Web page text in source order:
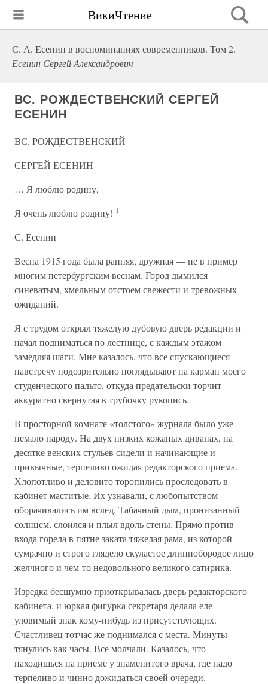
ВикиЧтение
С. А. Есенин в воспоминаниях современников. Том 2.
Есенин Сергей Александрович
ВС. РОЖДЕСТВЕНСКИЙ СЕРГЕЙ
ЕСЕНИН
ВС. РОЖДЕСТВЕНСКИЙ
СЕРГЕЙ ЕСЕНИН
… Я люблю родину,
Я очень люблю родину! 1
С. Есенин
Весна 1915 года была ранняя, дружная — не в пример
многим петербургским веснам. Город дымился
синеватым, хмельным отстоем свежести и тревожных
ожиданий.
Я с трудом открыл тяжелую дубовую дверь редакции и
начал подниматься по лестнице, с каждым этажом
замедляя шаги. Мне казалось, что все спускающиеся
навстречу подозрительно поглядывают на карман моего
студенческого пальто, откуда предательски торчит
аккуратно свернутая в трубочку рукопись.
В просторной комнате «толстого» журнала было уже
немало народу. На двух низких кожаных диванах, на
десятке венских стульев сидели и начинающие и
привычные, терпеливо ожидая редакторского приема.
Хлопотливо и деловито торопились проследовать в
кабинет маститые. Их узнавали, с любопытством
оборачивались им вслед. Табачный дым, пронизанный
солнцем, слоился и плыл вдоль стены. Прямо против
входа горела в пятне заката тяжелая рама, из которой
сумрачно и строго глядело скуластое длиннобородое лицо
желчного и чем-то недовольного великого сатирика.
Изредка бесшумно приоткрывалась дверь редакторского
кабинета, и юркая фигурка секретаря делала еле
уловимый знак кому-нибудь из присутствующих.
Счастливец тотчас же поднимался с места. Минуты
тянулись как часы. Все молчали. Казалось, что
находишься на приеме у знаменитого врача, где надо
терпеливо и чинно дожидаться своей очереди.